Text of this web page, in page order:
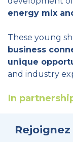
energy mix
These young
business
unique
and industry
In